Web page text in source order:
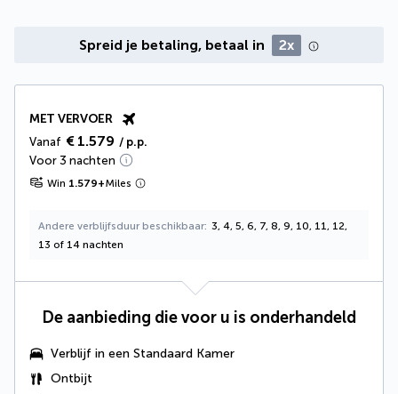
Spreid je betaling, betaal in 2x
MET VERVOER
Vanaf € 1.579 / p.p.
Voor 3 nachten
Win 1.579+Miles
Andere verblijfsduur beschikbaar 3, 4, 5, 6, 7, 8, 9, 10, 11, 12,
13 of 14 nachten
De aanbieding die voor u is onderhandeld
Verblijf in een Standaard Kamer
Ontbijt